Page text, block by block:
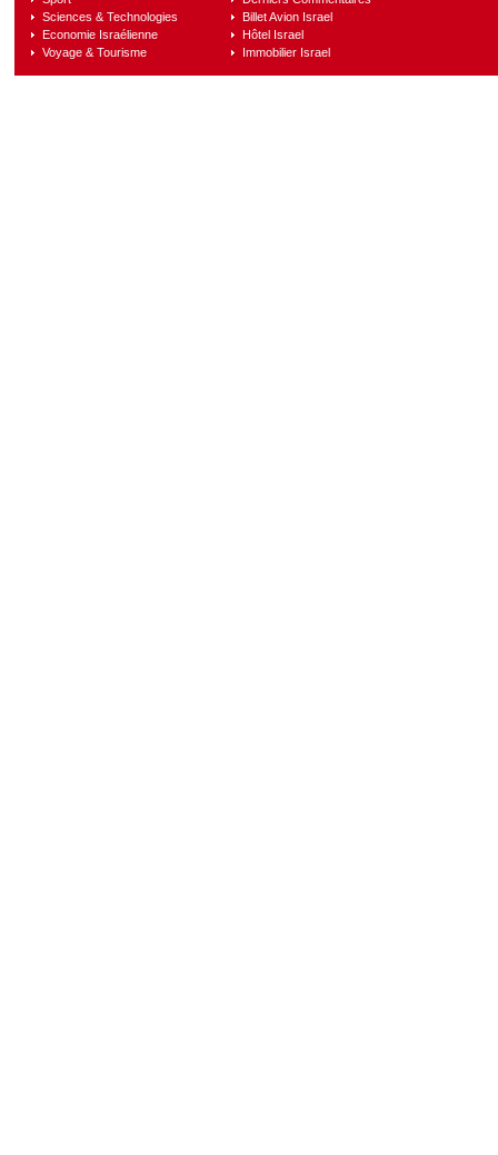
Sciences & Technologies
Economie Israélienne
Voyage & Tourisme
Billet Avion Israel
Hôtel Israel
Immobilier Israel